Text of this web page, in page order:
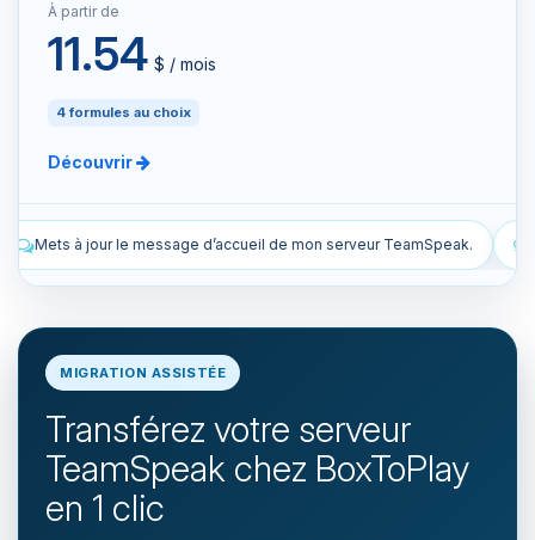
À partir de
11.54 $ / mois
4 formules au choix
Découvrir
de mon serveur TeamSpeak. Liste les snapshots manuels et
MIGRATION ASSISTÉE
Transférez votre serveur
TeamSpeak chez BoxToPlay
en 1 clic